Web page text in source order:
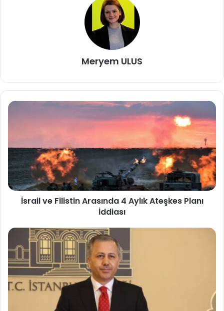
Meryem ULUS
İsrail ve Filistin Arasında 4 Aylık Ateşkes Planı
İddiası